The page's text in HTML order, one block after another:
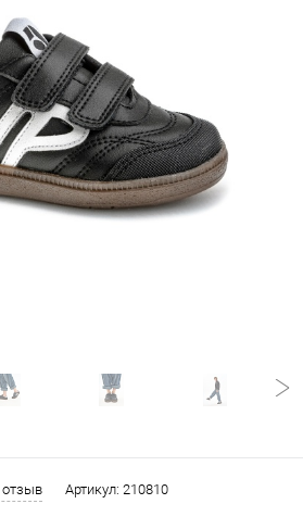
отзыв Артикул: 210810